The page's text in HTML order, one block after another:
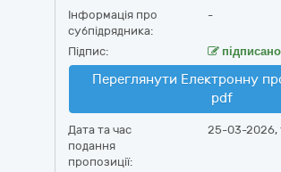
Інформація про
субпідрядника:
-
Підпис: підписано
Переглянути Електронну
pdf
Дата та час
подання
пропозиції:
25-03-2026,